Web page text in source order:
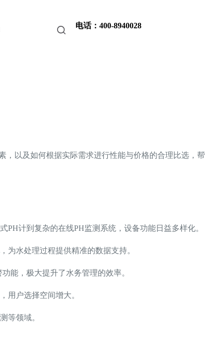
电话：400-8940028
，以及如何根据实际需求进行性能与价格的合理比选，帮
计到复杂的在线PH监测系统，设备功能日益多样化。
为水处理过程提供精准的数据支持。
能，极大提升了水务管理的效率。
用户选择空间增大。
等领域。